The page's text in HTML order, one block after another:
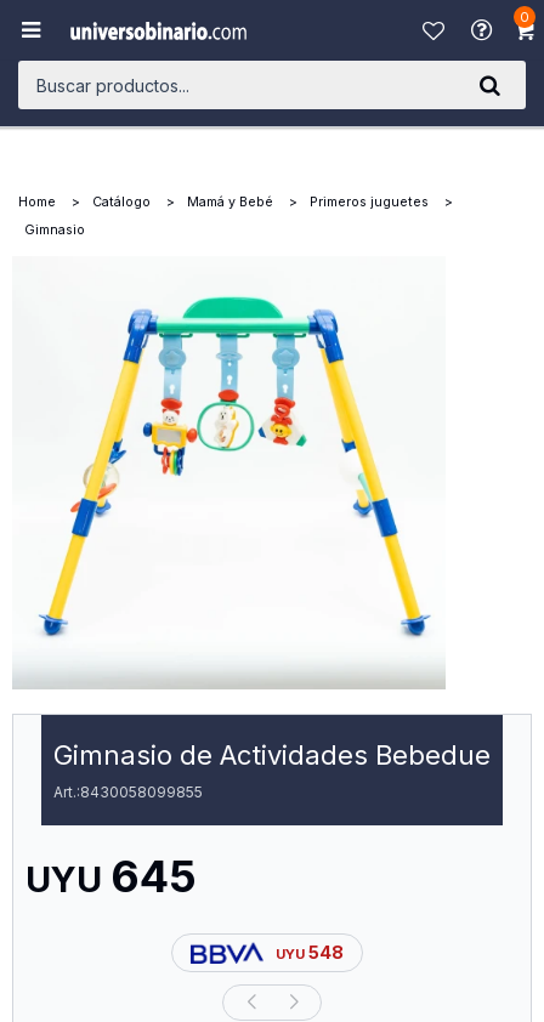
0

Home Catálogo Mamá y Bebé
Primeros juguetes
Gimnasio
Gimnasio de Actividades Bebedue
8430058099855
UYU 645
UYU 548